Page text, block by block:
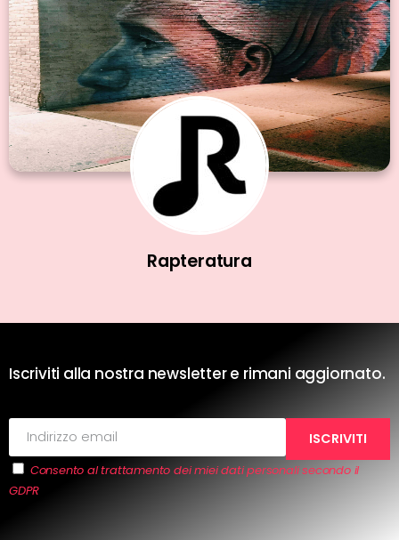
Rapteratura
Iscriviti alla nostra newsletter e rimani aggiornato.
Consento al trattamento dei miei dati personali secondo il
GDPR